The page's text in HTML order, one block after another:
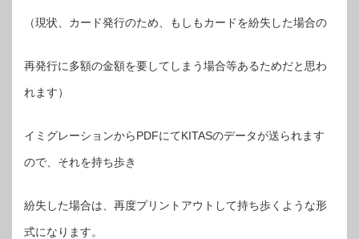
（現状、カード発行のため、もしもカードを紛失した場合の
再発行に多額の金額を要してしまう場合等あるためだと思わ
れます）
イミグレーションからPDFにてKITASのデータが送られます
ので、それを持ち歩き
紛失した場合は、再度プリントアウトして持ち歩くような形
式になります。